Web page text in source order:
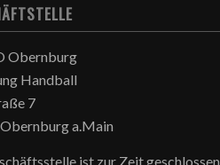
Obernburg
Handball
7
a.Main
ist zur Zeit geschlossen.